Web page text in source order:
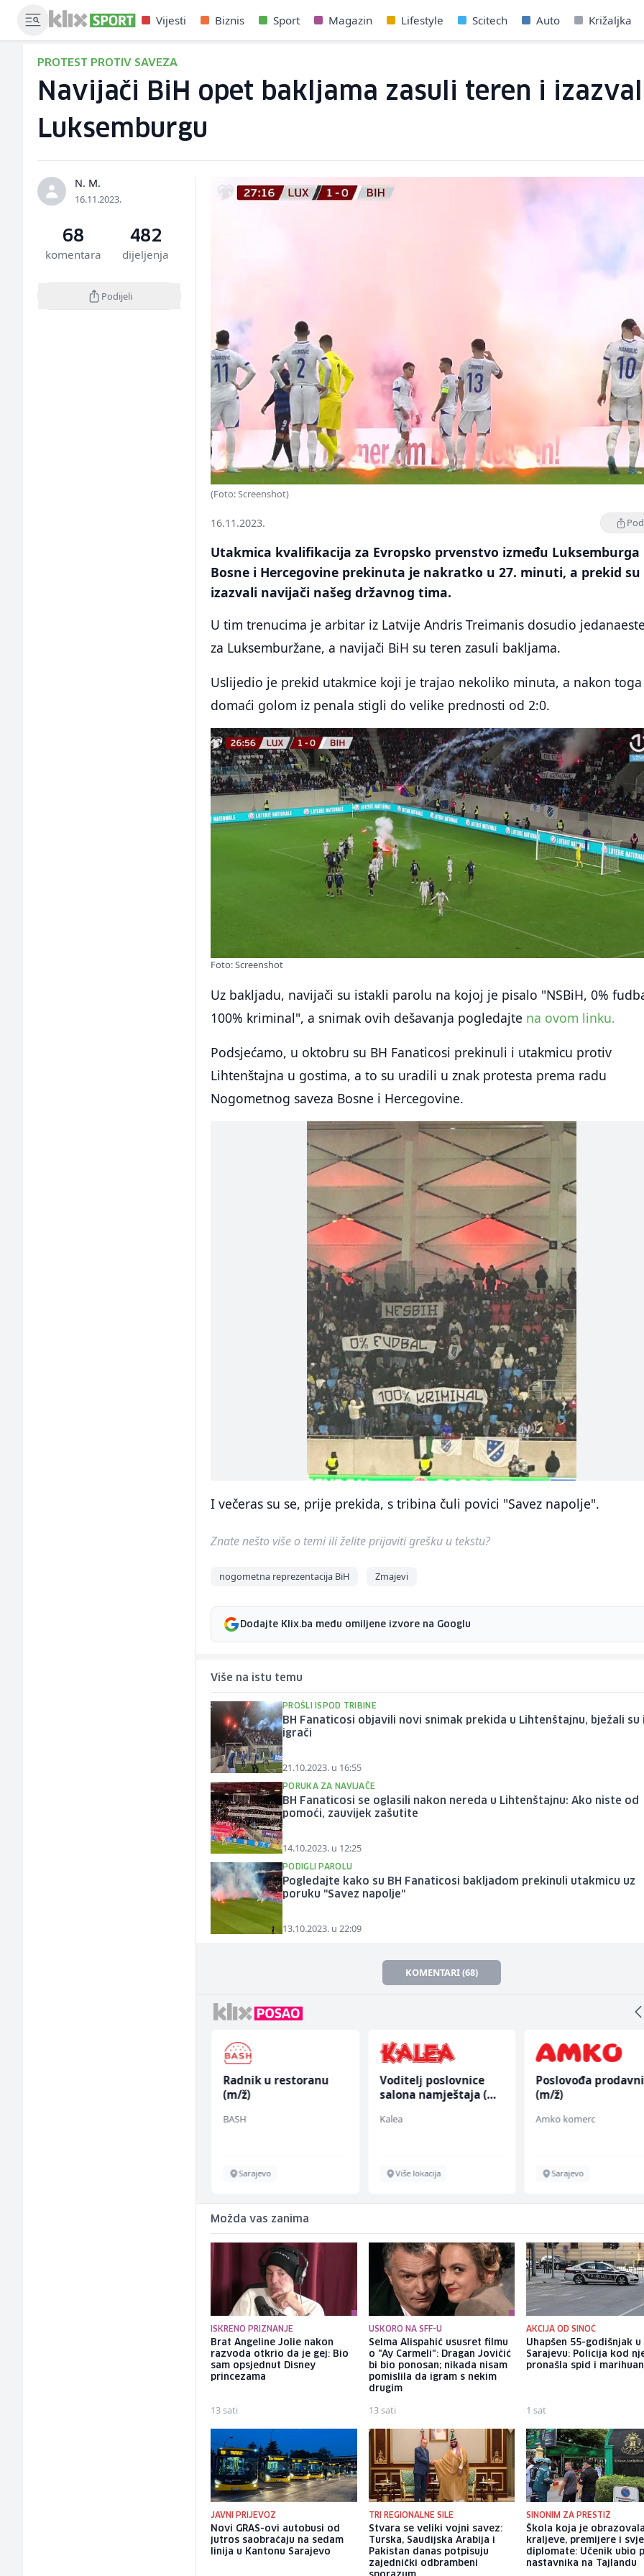
Vijesti Biznis Sport Magazin Lifestyle Scitech Auto Križaljka
PROTEST PROTIV SAVEZA
Navijači BiH opet bakljama zasuli teren i
Luksemburgu
N. M.
16.11.2023.
68
komentara
482
dijeljenja
Podijeli
(Foto: Screenshot)
16.11.2023.
Utakmica kvalifikacija za Evropsko prvenstvo između Luksemburga
Bosne i Hercegovine prekinuta je nakratko u 27. minuti, a prekid su
izazvali navijači našeg državnog tima.
U tim trenucima je arbitar iz Latvije Andris Treimanis dosudio
za Luksemburžane, a navijači BiH su teren zasuli bakljama.
Uslijedio je prekid utakmice koji je trajao nekoliko minuta, a nakon
domaći golom iz penala stigli do velike prednosti od 2:0.
Foto: Screenshot
Uz bakljadu, navijači su istakli parolu na kojoj je pisalo "NSBiH, 0%
100% kriminal", a snimak ovih dešavanja pogledajte na ovom linku.
Podsjećamo, u oktobru su BH Fanaticosi prekinuli i utakmicu protiv
Lihtenštajna u gostima, a to su uradili u znak protesta prema radu
Nogometnog saveza Bosne i Hercegovine.
I večeras su se, prije prekida, s tribina čuli povici "Savez napolje".
Znate nešto više o temi ili želite prijaviti grešku u tekstu?
nogometna reprezentacija BiH Zmajevi
Dodajte Klix.ba među omiljene izvore na Googlu
Više na istu temu
PROŠLI ISPOD TRIBINE
BH Fanaticosi objavili novi snimak prekida u Lihtenštajnu, bježali su
igrači
21.10.2023. u 16:55
PORUKA ZA NAVIJAČE
BH Fanaticosi se oglasili nakon nereda u Lihtenštajnu: Ako niste od
pomoći, zauvijek zašutite
14.10.2023. u 12:25
PODIGLI PAROLU
Pogledajte kako su BH Fanaticosi bakljadom prekinuli utakmicu uz
poruku "Savez napolje"
13.10.2023. u 22:09
KOMENTARI (68)
Radnik u restoranu
(m/ž)
BASH
Sarajevo
Voditelj poslovnice
salona namještaja (m/
Kalea
Više lokacija
Poslovođa
(m/ž)
Amko komerc
Sarajevo
Možda vas zanima
ISKRENO PRIZNANJE
Brat Angeline Jolie nakon
razvoda otkrio da je gej: Bio
sam opsjednut Disney
princezama
13 sati
USKORO NA SFF-U
Selma Alispahić ususret filmu
o "Ay Carmeli": Dragan Jovičić
bi bio ponosan; nikada nisam
pomislila da igram s nekim
drugim
13 sati
AKCIJA OD SINOĆ
Uhapšen 55-godišnjak u
Sarajevu: Policija kod
pronašla spid i
1 sat
JAVNI PRIJEVOZ
Novi GRAS-ovi autobusi od
jutros saobraćaju na sedam
linija u Kantonu Sarajevo
TRI REGIONALNE SILE
Stvara se veliki vojni savez:
Turska, Saudijska Arabija i
Pakistan danas potpisuju
zajednički odbrambeni
SINONIM ZA PRESTIŽ
Škola koja je
kraljeve, premijere i
diplomate: Učenik ubio
nastavnika na Tajlandu